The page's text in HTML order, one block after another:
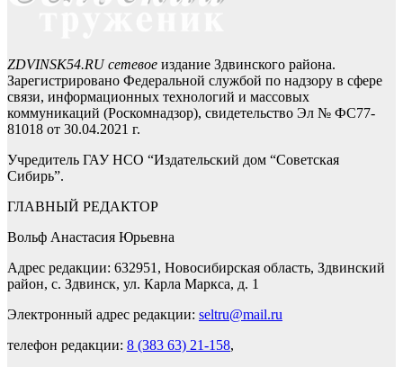
ZDVINSK54.RU сетевое издание Здвинского района.
Зарегистрировано Федеральной службой по надзору в сфере
связи, информационных технологий и массовых
коммуникаций (Роскомнадзор), свидетельство Эл № ФС77-
81018 от 30.04.2021 г.
Учредитель ГАУ НСО “Издательский дом “Советская
Сибирь”.
ГЛАВНЫЙ РЕДАКТОР
Вольф Анастасия Юрьевна
Адрес редакции: 632951, Новосибирская область, Здвинский
район, с. Здвинск, ул. Карла Маркса, д. 1
Электронный адрес редакции: seltru@mail.ru
телефон редакции: 8 (383 63) 21-158,